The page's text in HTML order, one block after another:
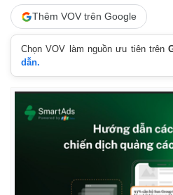
Bất động sản
Thêm VOV trên Google
Chọn VOV làm nguồn ưu tiên trên
dẫn.